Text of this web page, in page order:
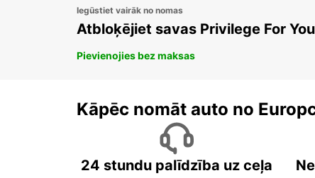
Iegūstiet vairāk no nomas
Atbloķējiet savas Privilege For
Pievienojies bez maksas
Kāpēc nomāt auto no
24 stundu palīdzība uz ceļa